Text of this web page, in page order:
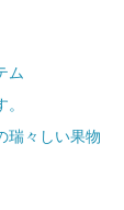
ム
瑞々しい果物